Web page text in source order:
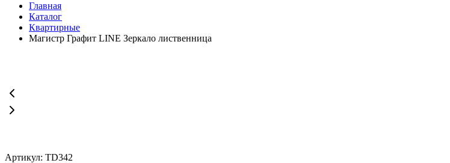
Главная
Каталог
Квартирные
Магистр Графит LINE Зеркало лиственница
Артикул: TD342